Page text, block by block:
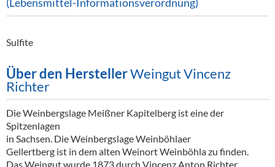
Sulfite
Über den HerstellerWeingut Vincenz
Richter
Die Weinbergslage Meißner Kapitelberg ist eine der
Spitzenlagen
in Sachsen. Die Weinbergslage Weinböhlaer
Gellertberg ist in dem alten Weinort Weinböhla zu finden.
Das Weingut wurde 1873 durch Vincenz Anton Richter,